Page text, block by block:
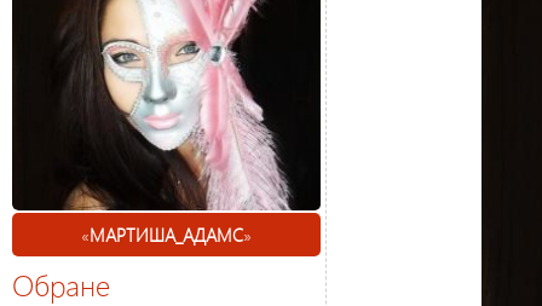
«МАРТИША_АДАМС»
Обране